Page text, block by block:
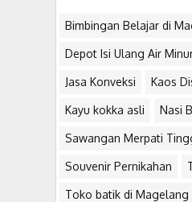
Bimbingan Belajar di
Depot Isi Ulang Air
Jasa Konveksi Kaos
Kayu kokka asli Nasi
Sawangan Merpati
Souvenir Pernikahan
Toko batik di Magelang